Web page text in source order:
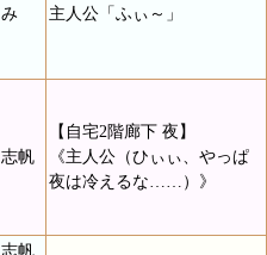
み
主人公「ふぃ～」
志帆
【自宅2階廊下 夜】
《主人公（ひぃぃ、やっぱ
夜は冷えるな……）》
志帆